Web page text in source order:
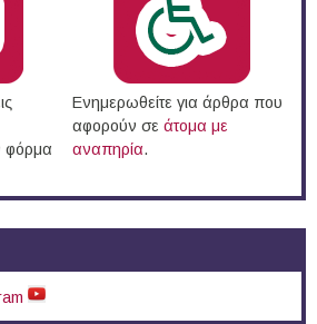
φόρμα
Ενημερωθείτε για άρθρα που
αφορούν σε άτομα με
αναπηρία.